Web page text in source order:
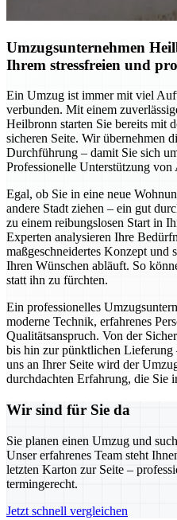
Umzugsunternehmen
Ihrem stressfreien und
Ein Umzug ist immer mit viel
verbunden. Mit einem
Heilbronn starten Sie bereits mit
sicheren Seite. Wir übernehmen
Durchführung – damit Sie sich
Professionelle Unterstützung
Egal, ob Sie in eine neue
andere Stadt ziehen – ein gut
zu einem reibungslosen Start in
Experten analysieren Ihre
maßgeschneidertes Konzept und
Ihren Wünschen abläuft. So
statt ihn zu fürchten.
Ein professionelles
moderne Technik, erfahrenes
Qualitätsanspruch. Von der
bis hin zur pünktlichen
uns an Ihrer Seite wird der
durchdachten Erfahrung, die Sie
Wir sind für Sie da
Sie planen einen Umzug und
Unser erfahrenes Team steht
letzten Karton zur Seite –
termingerecht.
Jetzt schnell vergleichen